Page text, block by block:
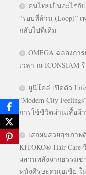
คนไทยเป็นอะไรกับ
“รอบที่ล้าน (Loop)”
กลับไปที่เดิม
OMEGA ฉลองกา
เวลา ณ ICONSIAM
ยูนิโคล่ เปิดตัว
“Modern City
การใช้ชีวิตผ่านเสื้อผ้
เสกผมสวยสุขภาพดี
KITOKO® Hair
ผสานพลังจากธรรมช
หนังศีรษะคนเอเชีย ใ